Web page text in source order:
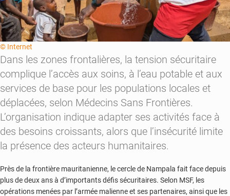
© Internet
Dans les zones frontalières, la tension sécuritaire
complique l’accès aux soins, à l’eau potable et aux
services de base pour les populations locales et
déplacées, selon Médecins Sans Frontières.
L’organisation indique adapter ses activités face à
des besoins croissants, alors que l’insécurité limite
la présence des acteurs humanitaires.
Près de la frontière mauritanienne, le cercle de Nampala fait face depuis
plus de deux ans à d’importants défis sécuritaires. Selon MSF, les
opérations menées par l’armée malienne et ses partenaires, ainsi que les